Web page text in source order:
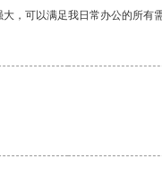
，可以满足我日常办公的所有